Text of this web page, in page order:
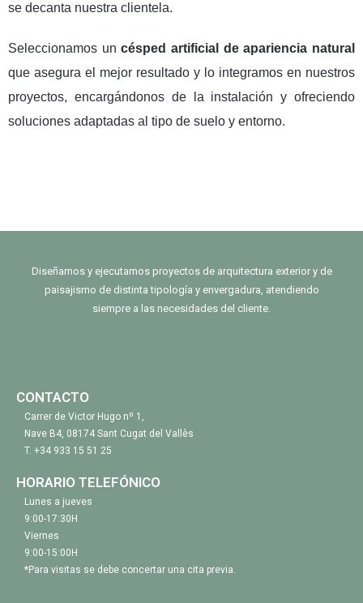
se decanta nuestra clientela.
Seleccionamos uncésped artificial de apariencia natural
que asegura el mejor resultado y lo integramos en nuestros
proyectos, encargándonos de la instalación y ofreciendo
soluciones adaptadas al tipo de suelo y entorno.
Diseñamos y ejecutamos proyectos de arquitectura exterior y de
paisajismo de distinta tipología y envergadura, atendiendo
siempre a las necesidades del cliente.
CONTACTO
Carrer de Victor Hugo nº 1,
Nave B4, 08174 Sant Cugat del Vallès
T. +34 933 15 51 25
HORARIO TELEFÓNICO
Lunes a jueves
9:00-17:30H
Viernes
9:00-15:00H
*Para visitas se debe concertar una cita previa.